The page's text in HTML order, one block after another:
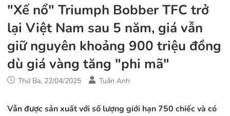
"Xế nổ" Triumph Bobber TFC trở
lại Việt Nam sau 5 năm, giá vẫn
giữ nguyên khoảng 900 triệu đồng
dù giá vàng tăng "phi mã"
Thứ Ba, 22/04/2025 Tuấn Anh
Vẫn được sản xuất với số lượng giới hạn 750 chiếc và có